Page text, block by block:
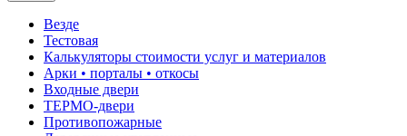
Везде
Тестовая
Калькуляторы стоимости услуг и материалов
Арки • порталы • откосы
Входные двери
ТЕРМО-двери
Противопожарные